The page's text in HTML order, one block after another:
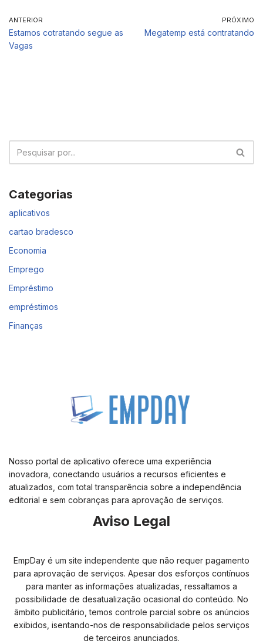
ANTERIOR
Estamos cotratando segue as
Vagas
PRÓXIMO
Megatemp está contratando
Categorias
aplicativos
cartao bradesco
Economia
Emprego
Empréstimo
empréstimos
Finanças
Nosso portal de aplicativo oferece uma experiência
inovadora, conectando usuários a recursos eficientes e
atualizados, com total transparência sobre a independência
editorial e sem cobranças para aprovação de serviços.
Aviso Legal
EmpDay é um site independente que não requer pagamento
para aprovação de serviços. Apesar dos esforços contínuos
para manter as informações atualizadas, ressaltamos a
possibilidade de desatualização ocasional do conteúdo. No
âmbito publicitário, temos controle parcial sobre os anúncios
exibidos, isentando-nos de responsabilidade pelos serviços
de terceiros anunciados.